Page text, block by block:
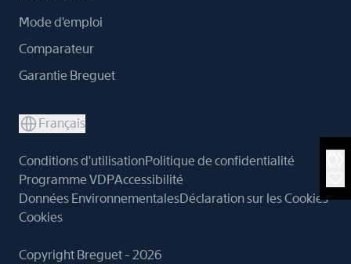
Mode d'emploi
Comparateur
Garantie Breguet
Français
Conditions d'utilisationPolitique de confidentialité
Programme VDPAccessibilité
Données EnvironnementalesDéclaration sur les Cookies
Cookies
Copyright Breguet - 2026